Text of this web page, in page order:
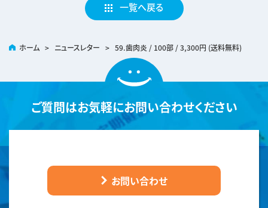
一覧へ戻る
ホーム > ニュースレター > 59.歯肉炎 / 100部 / 3,300円 (送料無料)
ご質問はお気軽にお問い合わせください
お問い合わせ